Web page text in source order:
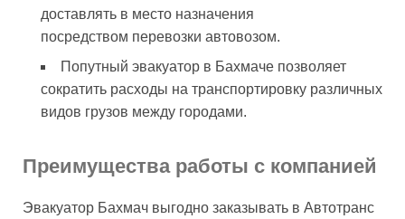
доставлять в место назначения
посредством перевозки автовозом.
Попутный эвакуатор в Бахмаче позволяет
сократить расходы на транспортировку различных
видов грузов между городами.
Преимущества работы с компанией
Эвакуатор Бахмач выгодно заказывать в Автотранс